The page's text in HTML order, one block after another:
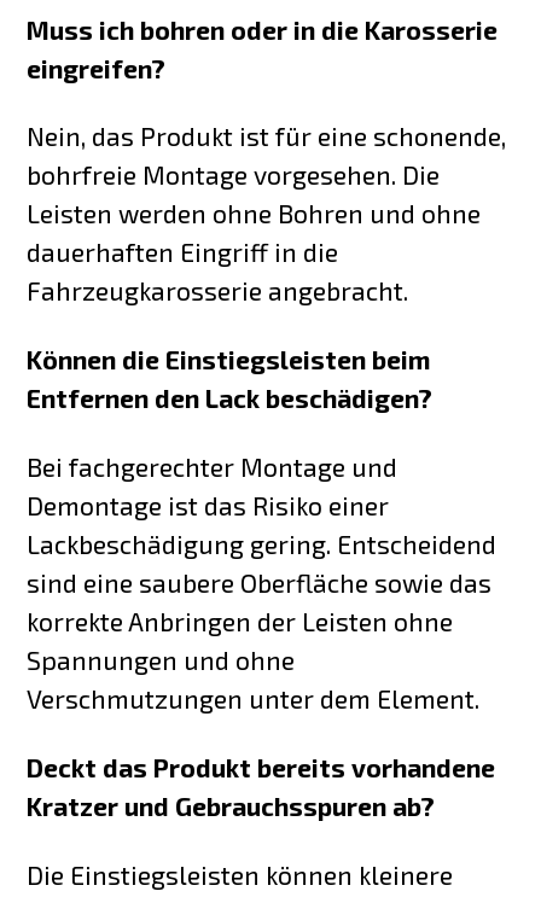
Muss ich bohren oder in die Karosserie
eingreifen?
Nein, das Produkt ist für eine schonende,
bohrfreie Montage vorgesehen. Die
Leisten werden ohne Bohren und ohne
dauerhaften Eingriff in die
Fahrzeugkarosserie angebracht.
Können die Einstiegsleisten beim
Entfernen den Lack beschädigen?
Bei fachgerechter Montage und
Demontage ist das Risiko einer
Lackbeschädigung gering. Entscheidend
sind eine saubere Oberfläche sowie das
korrekte Anbringen der Leisten ohne
Spannungen und ohne
Verschmutzungen unter dem Element.
Deckt das Produkt bereits vorhandene
Kratzer und Gebrauchsspuren ab?
Die Einstiegsleisten können kleinere